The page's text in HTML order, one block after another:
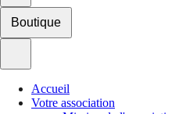
Boutique
Accueil
Votre association